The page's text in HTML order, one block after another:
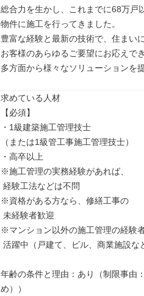
総合力を生かし、これまでに68万戸
物件に施工を行ってきました。
豊富な経験と最新の技術で、住まい
お客様のあらゆるご要望にお応えで
多方面から様々なソリューションを
求めている人材
【必須】
・1級建築施工管理技士
（または1級管工事施工管理技士）
・高卒以上
※施工管理の実務経験があれば、
※資格がある方なら、修繕工事の
※マンション以外の施工管理の経験
年齢の条件と理由：あり（制限事由
め））